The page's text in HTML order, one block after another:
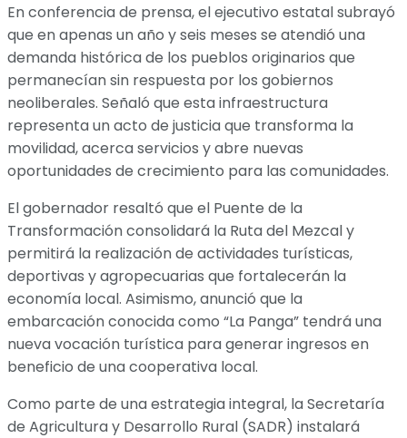
En conferencia de prensa, el ejecutivo estatal subrayó
que en apenas un año y seis meses se atendió una
demanda histórica de los pueblos originarios que
permanecían sin respuesta por los gobiernos
neoliberales. Señaló que esta infraestructura
representa un acto de justicia que transforma la
movilidad, acerca servicios y abre nuevas
oportunidades de crecimiento para las comunidades.
El gobernador resaltó que el Puente de la
Transformación consolidará la Ruta del Mezcal y
permitirá la realización de actividades turísticas,
deportivas y agropecuarias que fortalecerán la
economía local. Asimismo, anunció que la
embarcación conocida como “La Panga” tendrá una
nueva vocación turística para generar ingresos en
beneficio de una cooperativa local.
Como parte de una estrategia integral, la Secretaría
de Agricultura y Desarrollo Rural (SADR) instalará